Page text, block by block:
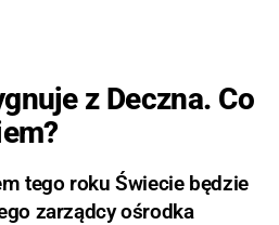
z Deczna. Co
tego roku Świecie będzie
zarządcy ośrodka